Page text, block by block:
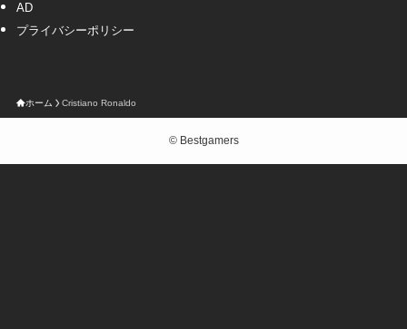
AD
プライバシーポリシー
ホーム Cristiano Ronaldo
©Bestgamers